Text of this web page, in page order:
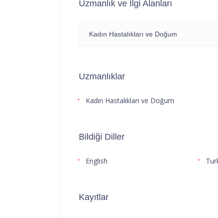
Uzmanlık ve İlgi Alanları
Kadın Hastalıkları ve Doğum
Uzmanlıklar
Kadın Hastalıkları ve Doğum
Bildiği Diller
English
Kayıtlar